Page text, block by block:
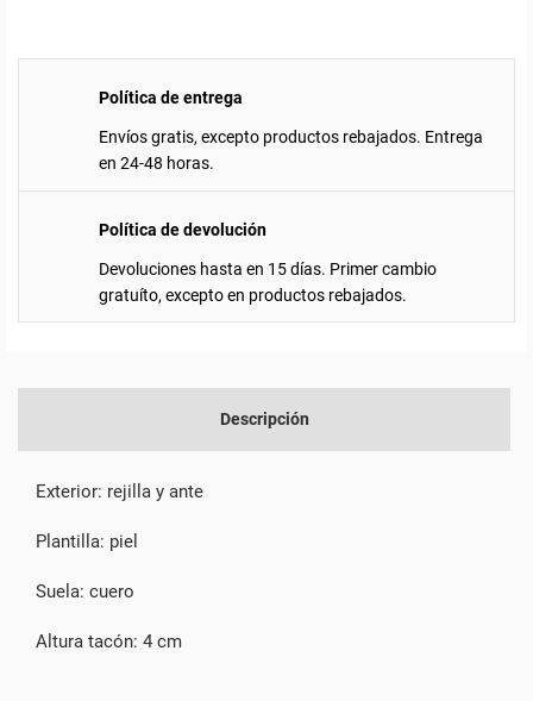
Política de entrega
Envíos gratis, excepto productos rebajados. Entrega
en 24-48 horas.
Política de devolución
Devoluciones hasta en 15 días. Primer cambio
gratuíto, excepto en productos rebajados.
Descripción
Exterior: rejilla y ante
Plantilla: piel
Suela: cuero
Altura tacón: 4 cm